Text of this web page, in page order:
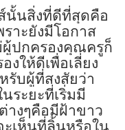
นั้นสิ่งที่ดีที่สุดคือ
าะยังมีโอกาส
ปกครองคุณครูก็
งให้ดีเพื่อเลี่ยง
รับผู้ที่สงสัยว่า
นระยะที่เริ่มมี
างๆคือมีฝ้าขาว
ะเห็นที่ลิ้นหรือใน